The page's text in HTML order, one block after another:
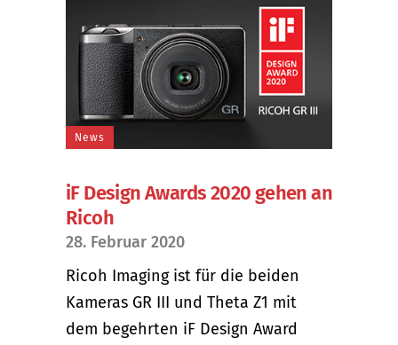
News
iF Design Awards 2020 gehen an
Ricoh
28. Februar 2020
Ricoh Imaging ist für die beiden
Kameras GR III und Theta Z1 mit
dem begehrten iF Design Award